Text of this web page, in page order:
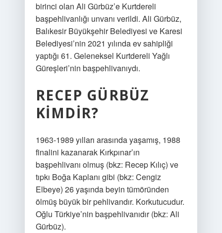
birinci olan Ali Gürbüz’e Kurtdereli
başpehlivanlığı unvanı verildi. Ali Gürbüz,
Balıkesir Büyükşehir Belediyesi ve Karesi
Belediyesi’nin 2021 yılında ev sahipliği
yaptığı 61. Geleneksel Kurtdereli Yağlı
Güreşleri’nin başpehlivanıydı.
RECEP GÜRBÜZ
KIMDIR?
1963-1989 yılları arasında yaşamış, 1988
finalini kazanarak Kırkpınar’ın
başpehlivanı olmuş (bkz: Recep Kılıç) ve
tıpkı Boğa Kaplanı gibi (bkz: Cengiz
Elbeye) 26 yaşında beyin tümöründen
ölmüş büyük bir pehlivandır. Korkutucudur.
Oğlu Türkiye’nin başpehlivanıdır (bkz: Ali
Gürbüz).